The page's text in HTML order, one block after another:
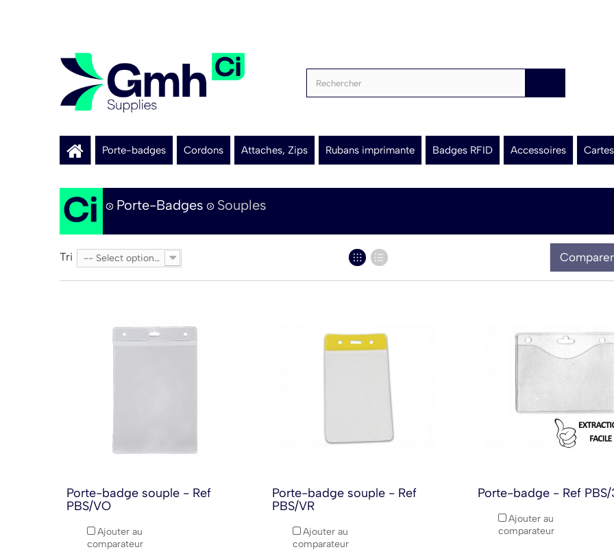
Porte-badges Cordons Attaches, Zips Rubans imprimante Badges RFID Accessoires
Porte-Badges Souples
Tri -- Select option --
Porte-badge souple - Ref
PBS/VO
Ajouter au
comparateur
Porte-badge souple - Ref
PBS/VR
Ajouter au
comparateur
Porte-badge - Ref
Ajouter au
comparateur